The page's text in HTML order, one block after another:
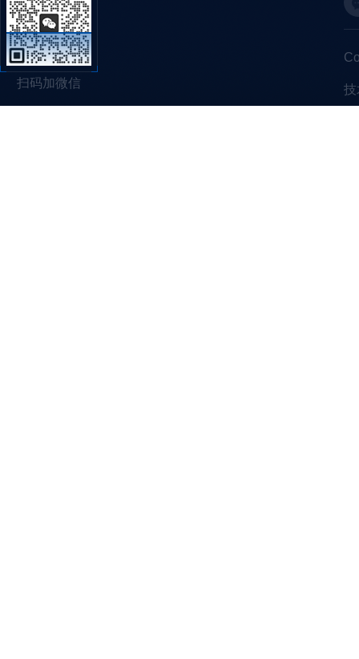
扫码加微信 技